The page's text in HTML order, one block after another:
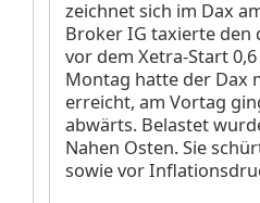
zeichnet sich im Dax
Broker IG taxierte den
vor dem Xetra-Start
Montag hatte der Dax
erreicht, am Vortag
abwärts. Belastet
Nahen Osten. Sie
sowie vor